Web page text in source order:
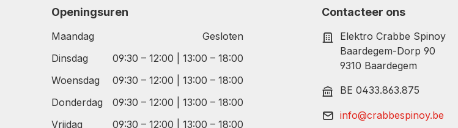
Openingsuren
Maandag
Gesloten
Dinsdag
09:30 – 12:00 | 13:00 – 18:00
Woensdag
09:30 – 12:00 | 13:00 – 18:00
Donderdag
09:30 – 12:00 | 13:00 – 18:00
Vrijdag
09:30 – 12:00 | 13:00 – 18:00
Contacteer ons
Elektro Crabbe Spinoy
Baardegem-Dorp 90
9310 Baardegem
BE 0433.863.875
info@crabbespinoy.be